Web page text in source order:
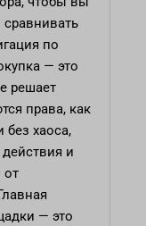
по
— это
решает
права, как
без хаоса,
действия и
от
— это